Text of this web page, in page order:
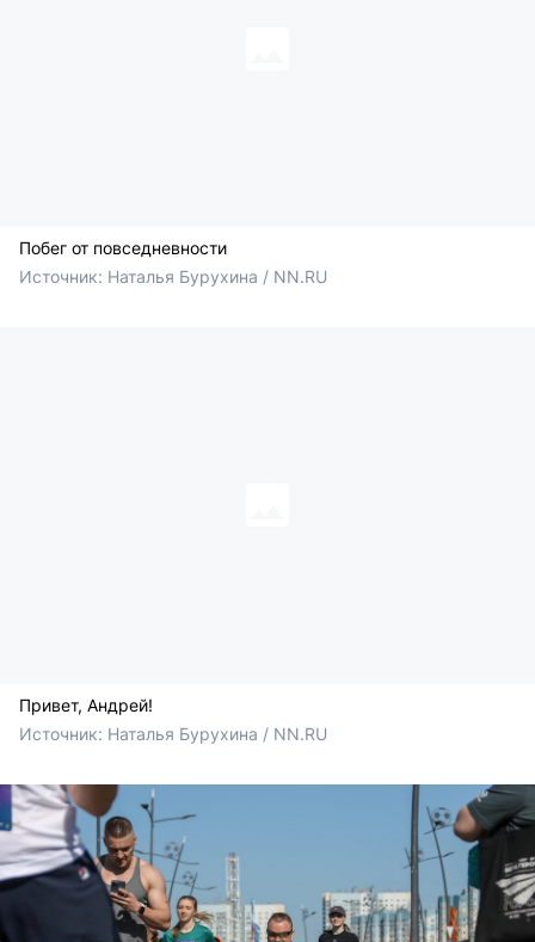
Побег от повседневности
Источник: Наталья Бурухина / NN.RU
Привет, Андрей!
Источник: Наталья Бурухина / NN.RU